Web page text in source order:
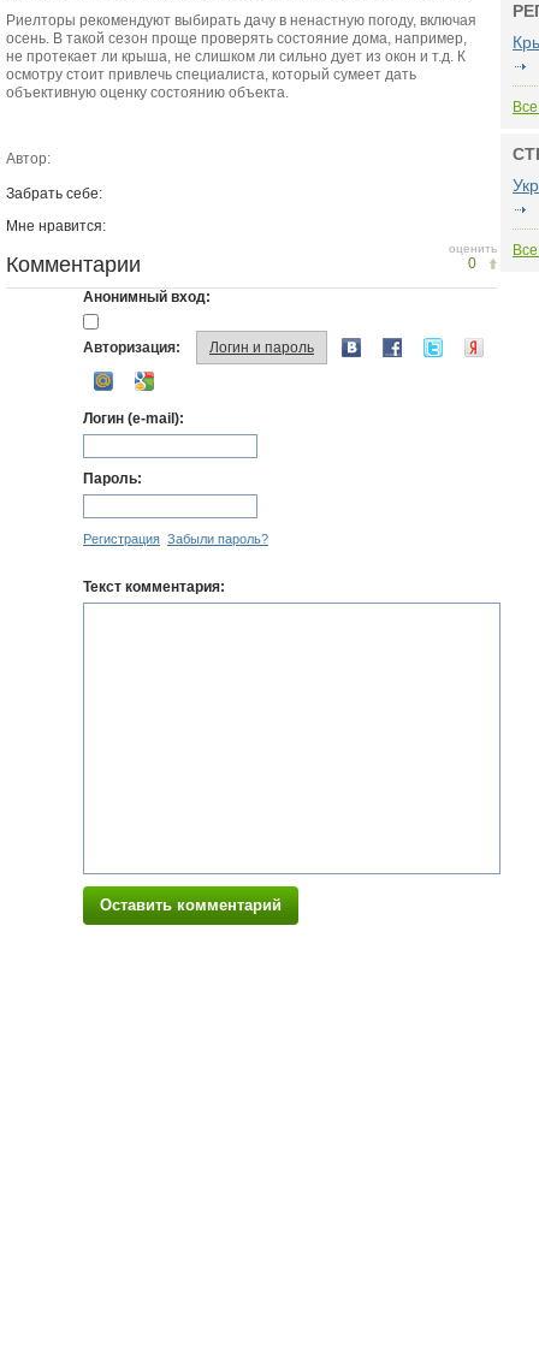
Риелторы рекомендуют выбирать дачу в ненастную погоду, включая
осень. В такой сезон проще проверять состояние дома, например,
не протекает ли крыша, не слишком ли сильно дует из окон и т.д. К
осмотру стоит привлечь специалиста, который сумеет дать
объективную оценку состоянию объекта.
Автор:
Забрать себе:
Мне нравится:
оценить
0
Комментарии
Анонимный вход:
Авторизация: Логин и пароль
Логин (e-mail):
Пароль:
Регистрация Забыли пароль?
Текст комментария:
Оставить комментарий